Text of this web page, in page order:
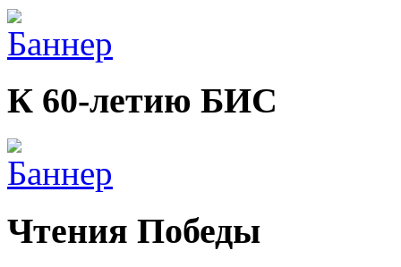
К 60-летию БИС
Чтения Победы